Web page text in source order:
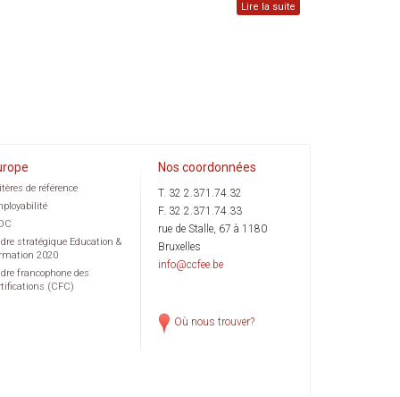
Lire la suite
de référence
stratégique Education &
2020
francophone des
(CFC)
Nos coordonnées
T. 32 2.371.74.32
F. 32 2.371.74.33
rue de Stalle, 67 à 1180
Bruxelles
info@ccfee.be
Où nous trouver?